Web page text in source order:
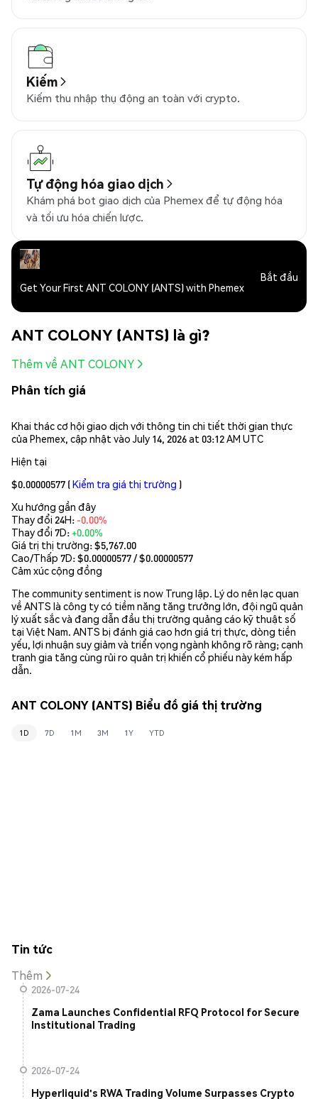
Kiếm
Kiếm thu nhập thụ động an toàn với crypto.
Tự động hóa giao dịch
Khám phá bot giao dịch của Phemex để tự động hóa
và tối ưu hóa chiến lược.
Get Your First ANT COLONY (ANTS) with Phemex
Bắt đầu
ANT COLONY (ANTS) là gì?
Thêm về ANT COLONY
Phân tích giá
Khai thác cơ hội giao dịch với thông tin chi tiết thời gian thực
của Phemex, cập nhật vào July 14, 2026 at 03:12 AM UTC
Hiện tại
$0.00000577 (Kiểm tra giá thị trường )
Xu hướng gần đây
Thay đổi 24H: -0.00%
Thay đổi 7D:+0.00%
Giá trị thị trường:$5,767.00
Cao/Thấp 7D: $0.00000577/ $0.00000577
Cảm xúc cộng đồng
The community sentiment is now Trung lập. Lý do nên lạc quan
về ANTS là công ty có tiềm năng tăng trưởng lớn, đội ngũ quản
lý xuất sắc và đang dẫn đầu thị trường quảng cáo kỹ thuật số
tại Việt Nam. ANTS bị đánh giá cao hơn giá trị thực, dòng tiền
yếu, lợi nhuận suy giảm và triển vọng ngành không rõ ràng; cạnh
tranh gia tăng cùng rủi ro quản trị khiến cổ phiếu này kém hấp
dẫn.
ANT COLONY (ANTS) Biểu đồ giá thị trường
1D 7D 1M 3M 1Y YTD
Tin tức
Thêm
2026-07-24
Zama Launches Confidential RFQ Protocol for Secure
Institutional Trading
2026-07-24
Hyperliquid's RWA Trading Volume Surpasses Crypto